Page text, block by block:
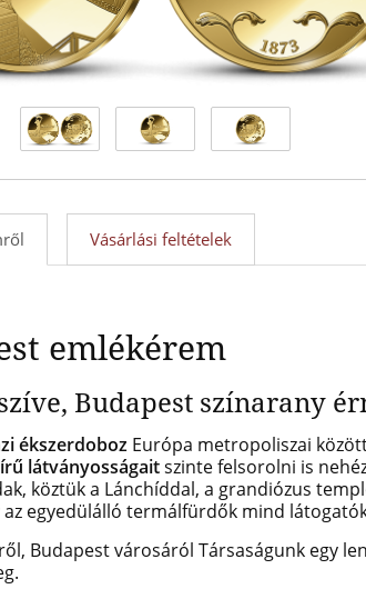
Vásárlási feltételek
emlékérem
Budapest színarany
ékszerdoboz Európa metropoliszai
látványosságaitszinte felsorolni is
köztük a Lánchíddal, a grandiózus
az egyedülálló termálfürdők mind
Budapest városáról Társaságunk egy